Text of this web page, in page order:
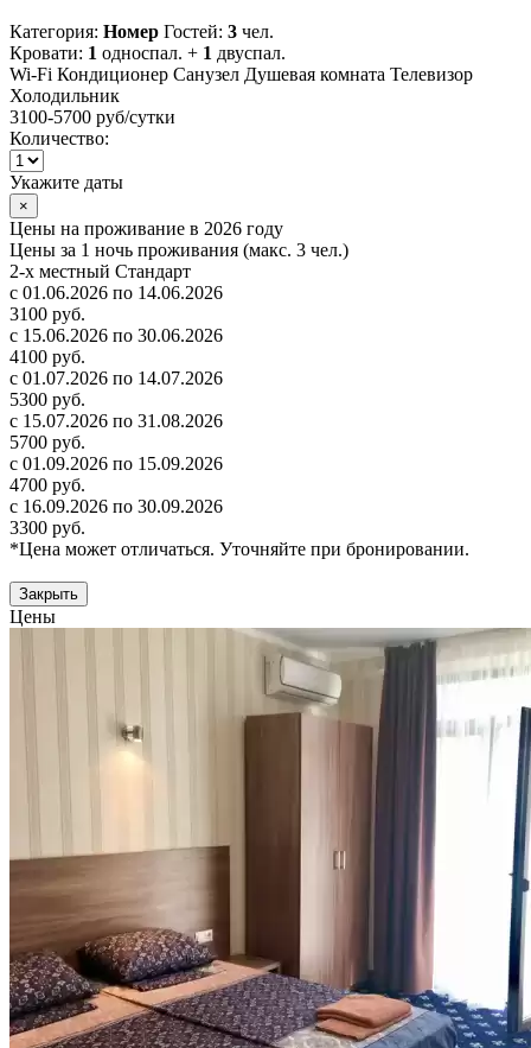
Категория: Номер Гостей: 3 чел.
Кровати: 1 односпал. + 1 двуспал.
Wi-Fi Кондиционер Санузел Душевая комната Телевизор
Холодильник
3100-5700 руб/сутки
Количество:
Укажите даты
×
Цены на проживание в 2026 году
Цены за 1 ночь проживания (макс. 3 чел.)
2-х местный Стандарт
с 01.06.2026 по 14.06.2026
3100 руб.
с 15.06.2026 по 30.06.2026
4100 руб.
с 01.07.2026 по 14.07.2026
5300 руб.
с 15.07.2026 по 31.08.2026
5700 руб.
с 01.09.2026 по 15.09.2026
4700 руб.
с 16.09.2026 по 30.09.2026
3300 руб.
*Цена может отличаться. Уточняйте при бронировании.
Закрыть
Цены